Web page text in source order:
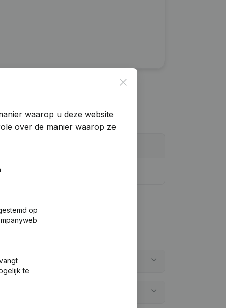
office Management?
Close
waarop u deze website
over de manier waarop ze
op
te